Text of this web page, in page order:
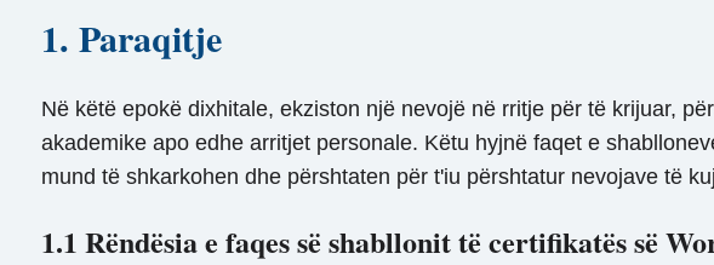
1. Paraqitje
Në këtë epokë dixhitale, ekziston një nevojë në rritje për të krijuar,
akademike apo edhe arritjet personale. Këtu hyjnë faqet e
mund të shkarkohen dhe përshtaten për t'iu përshtatur nevojave të
1.1 Rëndësia e faqes së shabllonit të certifikatës së